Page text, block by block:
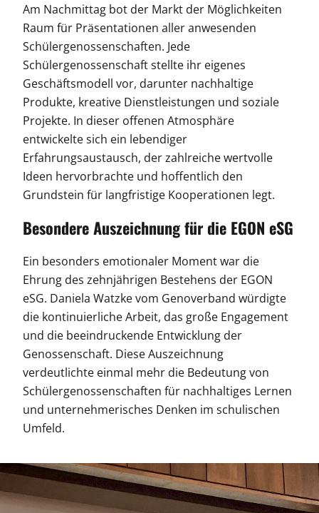
Am Nachmittag bot der Markt der Möglichkeiten
Raum für Präsentationen aller anwesenden
Schülergenossenschaften. Jede
Schülergenossenschaft stellte ihr eigenes
Geschäftsmodell vor, darunter nachhaltige
Produkte, kreative Dienstleistungen und soziale
Projekte. In dieser offenen Atmosphäre
entwickelte sich ein lebendiger
Erfahrungsaustausch, der zahlreiche wertvolle
Ideen hervorbrachte und hoffentlich den
Grundstein für langfristige Kooperationen legt.
Besondere Auszeichnung für die EGON eSG
Ein besonders emotionaler Moment war die
Ehrung des zehnjährigen Bestehens der EGON
eSG. Daniela Watzke vom Genoverband würdigte
die kontinuierliche Arbeit, das große Engagement
und die beeindruckende Entwicklung der
Genossenschaft. Diese Auszeichnung
verdeutlichte einmal mehr die Bedeutung von
Schülergenossenschaften für nachhaltiges Lernen
und unternehmerisches Denken im schulischen
Umfeld.